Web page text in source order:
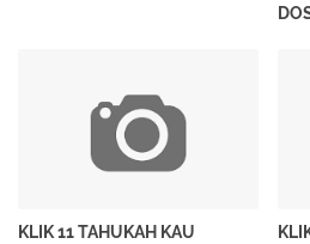
KLIK 11 TAHUKAH KAU